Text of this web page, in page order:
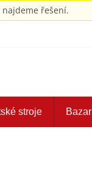
najdeme řešení.
stroje Bazar